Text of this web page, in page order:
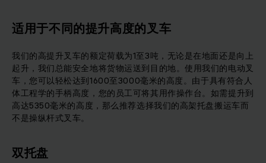
适用于不同的提升高度的叉车
我们的高提升叉车的额定荷载为1至3吨，无论是在地面还是向上
起升，我们总能安全地将货物运送到目的地。使用我们的电动叉
车，您可以轻松达到1600至3000毫米的高度。由于具有符合人
体工程学的手柄高度，您的员工可将其用作操作台。如需提升到
高达5350毫米的高度，那么推荐选择我们的高架托盘搬运车而
不是操纵杆式叉车。
双托盘